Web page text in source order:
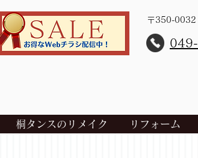
〒350-0032
桐タンスのリメイク リフォーム